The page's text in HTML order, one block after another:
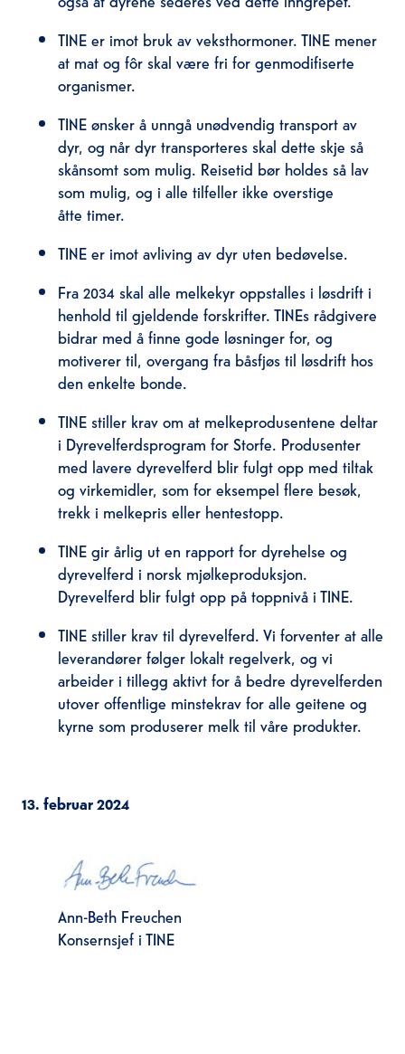
TINE er imot bruk av veksthormoner. TINE mener
at mat og fôr skal være fri for genmodifiserte
organismer.
TINE ønsker å unngå unødvendig transport av
dyr, og når dyr transporteres skal dette skje så
skånsomt som mulig. Reisetid bør holdes så lav
som mulig, og i alle tilfeller ikke overstige
åtte timer.
TINE er imot avliving av dyr uten bedøvelse.
Fra 2034 skal alle melkekyr oppstalles i løsdrift i
henhold til gjeldende forskrifter. TINEs rådgivere
bidrar med å finne gode løsninger for, og
motiverer til, overgang fra båsfjøs til løsdrift hos
den enkelte bonde.
TINE stiller krav om at melkeprodusentene deltar
i Dyrevelferdsprogram for Storfe. Produsenter
med lavere dyrevelferd blir fulgt opp med tiltak
og virkemidler, som for eksempel flere besøk,
trekk i melkepris eller hentestopp.
TINE gir årlig ut en rapport for dyrehelse og
dyrevelferd i norsk mjølkeproduksjon.
Dyrevelferd blir fulgt opp på toppnivå i TINE.
TINE stiller krav til dyrevelferd. Vi forventer at alle
leverandører følger lokalt regelverk, og vi
arbeider i tillegg aktivt for å bedre dyrevelferden
utover offentlige minstekrav for alle geitene og
kyrne som produserer melk til våre produkter.
13. februar 2024
Ann-Beth Freuchen
Konsernsjef i TINE